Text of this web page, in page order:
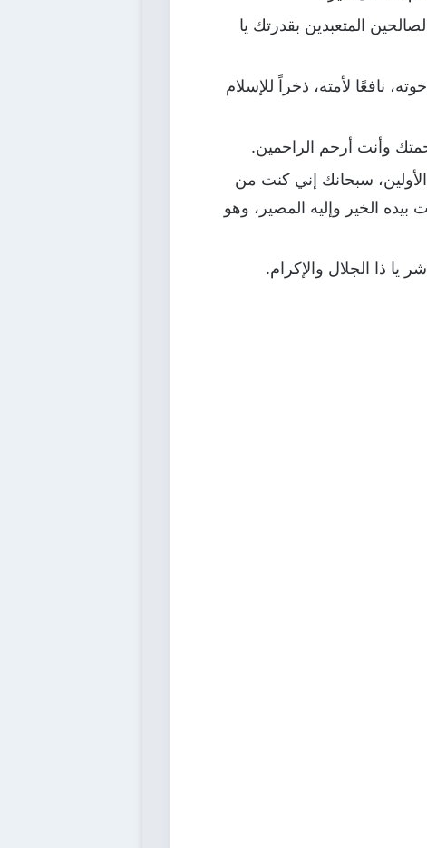
المتعبدين بقدرتك يا
نافعًا لأمته، ذخراً للإسلام
وأنت أرحم الراحمين.
الأولين، سبحانك إني كنت من
الخير وإليه المصير، وهو
ذا الجلال والإكرام.